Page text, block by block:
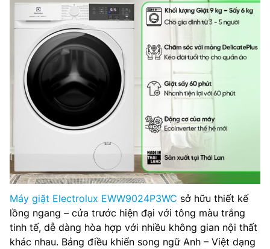
Máy giặt Electrolux EWW9024P3WC sở hữu thiết kế
lồng ngang – cửa trước hiện đại với tông màu trắng
tinh tế, dễ dàng hòa hợp với nhiều không gian nội thất
khác nhau. Bảng điều khiển song ngữ Anh – Việt dạng